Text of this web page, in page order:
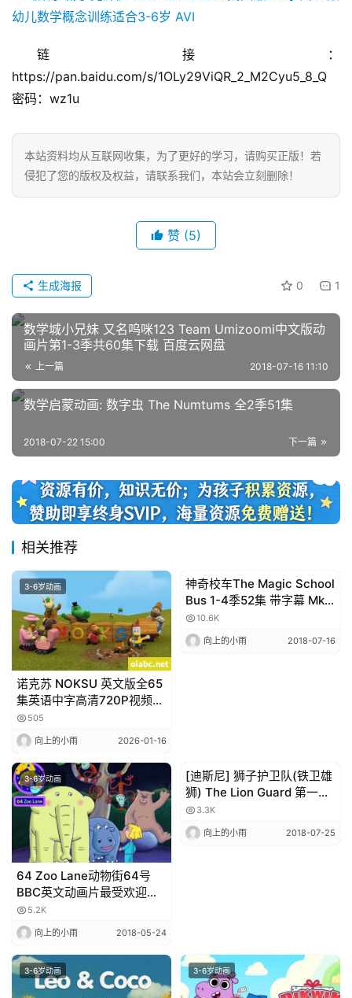
英
文
资
源
中
文
画
动
画
推
荐
热
门
专
题
精
选
材
赞
助
站
登录 注册
链接：
https://pan.baidu.com/s/1OLy29ViQR_2_M2Cyu5_8_Q
密码：wz1u
本站资料均从互联网收集，为了更好的学习，请购买正版！若
侵犯了您的版权及权益，请联系我们，本站会立刻删除！
赞 (5)
0 1
生成海报
数学城小兄妹 又名呜咪123 Team Umizoomi中文版动
画片第1-3季共60集下载 百度云网盘
上一篇 2018-07-16 11:10
数学启蒙动画: 数字虫 The Numtums 全2季51集
下一篇
2018-07-22 15:00
相关推荐
3-6岁动画
诺克苏 NOKSU 英文版全65
集英语中字高清720P视频
MP4网盘下载
505
向上的小雨 2026-01-16
3-6岁动画
神奇校车The Magic School
Bus 1-4季52集 带字幕 Mkv
格式 百度网盘下载
10.6K
向上的小雨 2018-07-16
3-6岁动画
64 Zoo Lane动物街64号
BBC英文动画片最受欢迎的
儿童节目全1-4季共104集
5.2K
向上的小雨 2018-05-24
3-6岁动画
[迪斯尼] 狮子护卫队(铁卫雄
狮) The Lion Guard 第一季
高清全26集 第二季9集百度
网盘
3.3K
向上的小雨 2018-07-25
3-6岁动画 3-6岁动画